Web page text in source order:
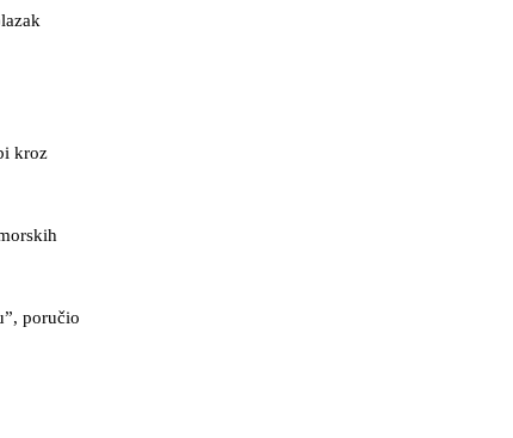
kroz
poručio